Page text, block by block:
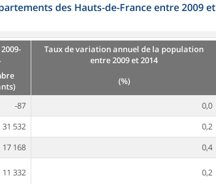
des Hauts-de-France entre 2009 et
Taux de variation annuel de la population
entre 2009 et 2014
(%)
-87
0,0
31 532
0,2
17 168
0,4
11 332 0,2